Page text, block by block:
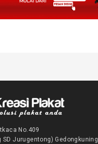
No.409
SD Jurugentong) Gedongkuning